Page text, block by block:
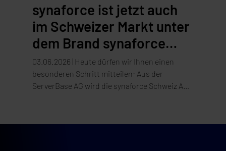
synaforce ist jetzt auch
im Schweizer Markt unter
dem Brand synaforce
präsent!
03.06.2026 | Heute dürfen wir Ihnen einen
besonderen Schritt mitteilen: Aus der
ServerBase AG wird die synaforce Schweiz AG.